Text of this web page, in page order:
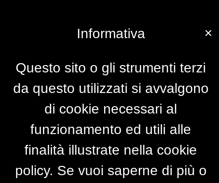
×
Informativa
Questo sito o gli strumenti terzi
da questo utilizzati si avvalgono
di cookie necessari al
funzionamento ed utili alle
finalità illustrate nella cookie
policy. Se vuoi saperne di più o